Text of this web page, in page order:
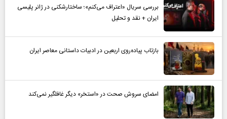
بررسی سریال «اعتراف می‌کنم»؛ ساختارشکنی در ژانر پلیسی
ایران + نقد و تحلیل
بازتاب پیاده‌روی اربعین در ادبیات داستانی معاصر ایران
امضای سروش صحت در «استخر» دیگر غافلگیر نمی‌کند